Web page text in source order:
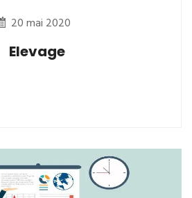
20 mai 2020
Elevage